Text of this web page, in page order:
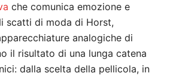
che comunica emozione e
scatti di moda di Horst,
analogiche di
il risultato di una lunga catena
dalla scelta della pellicola, in